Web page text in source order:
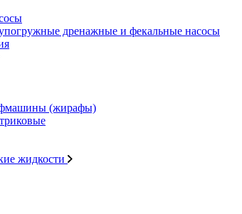
дренажные и фекальные насосы
(жирафы)
жидкости